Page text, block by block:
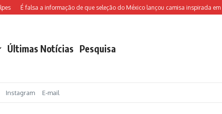
É falsa a informação de que seleção do México lançou camisa inspirada em
Últimas Notícias Pesquisa
Instagram E-mail